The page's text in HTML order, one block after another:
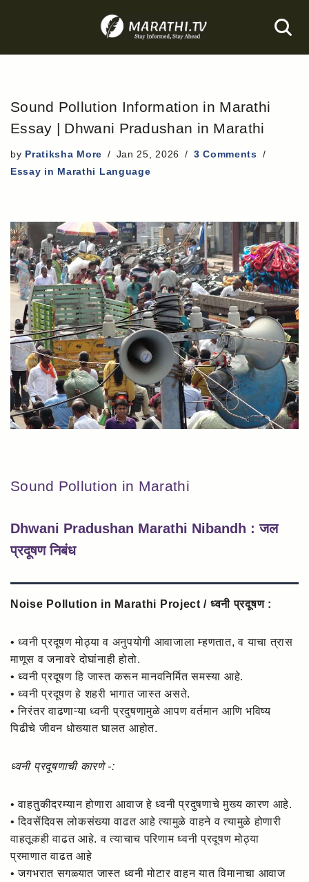
to
Sound Pollution Information in Marathi
Essay | Dhwani Pradushan in Marathi
by Pratiksha More Jan 25, 2026
3 Comments
Essay in Marathi Language
Sound Pollution in Marathi
Dhwani Pradushan Marathi Nibandh : जल
प्रदूषण निबंध
Noise Pollution in Marathi Project / ध्वनी प्रदूषण :
• ध्वनी प्रदूषण मोठ्या व अनुपयोगी आवाजाला म्हणतात, व याचा त्रास
माणूस व जनावरे दोघांनाही होतो.
• ध्वनी प्रदूषण हि जास्त करून मानवनिर्मित समस्या आहे.
• ध्वनी प्रदूषण हे शहरी भागात जास्त असते.
• निरंतर वाढणाऱ्या ध्वनी प्रदुषणामुळे आपण वर्तमान आणि भविष्य
पिढीचे जीवन धोख्यात घालत आहोत.
ध्वनी प्रदूषणाची कारणे -:
• वाहतुकीदरम्यान होणारा आवाज हे ध्वनी प्रदुषणाचे मुख्य कारण आहे.
• दिवसेंदिवस लोकसंख्या वाढत आहे त्यामुळे वाहने व त्यामुळे होणारी
वाहतूकही वाढत आहे. व त्याचाच परिणाम ध्वनी प्रदूषण मोठ्या
प्रमाणात वाढत आहे
• जगभरात सगळ्यात जास्त ध्वनी मोटार वाहन यात विमानाचा आवाज